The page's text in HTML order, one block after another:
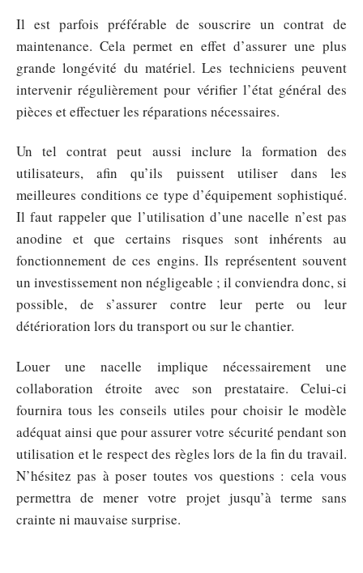
Il est parfois préférable de souscrire un contrat de
maintenance. Cela permet en effet d’assurer une plus
grande longévité du matériel. Les techniciens peuvent
intervenir régulièrement pour vérifier l’état général des
pièces et effectuer les réparations nécessaires.
Un tel contrat peut aussi inclure la formation des
utilisateurs, afin qu’ils puissent utiliser dans les
meilleures conditions ce type d’équipement sophistiqué.
Il faut rappeler que l’utilisation d’une nacelle n’est pas
anodine et que certains risques sont inhérents au
fonctionnement de ces engins. Ils représentent souvent
un investissement non négligeable ; il conviendra donc, si
possible, de s’assurer contre leur perte ou leur
détérioration lors du transport ou sur le chantier.
Louer une nacelle implique nécessairement une
collaboration étroite avec son prestataire. Celui-ci
fournira tous les conseils utiles pour choisir le modèle
adéquat ainsi que pour assurer votre sécurité pendant son
utilisation et le respect des règles lors de la fin du travail.
N’hésitez pas à poser toutes vos questions : cela vous
permettra de mener votre projet jusqu’à terme sans
crainte ni mauvaise surprise.